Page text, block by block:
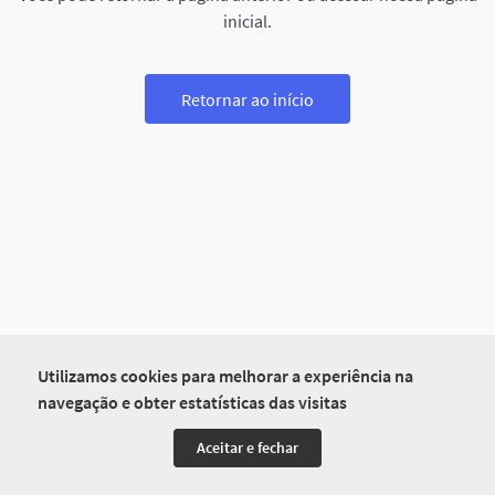
Utilizamos cookies para melhorar a experiência na
navegação e obter estatísticas das visitas
Aceitar e fechar
inicial.
Retornar ao início